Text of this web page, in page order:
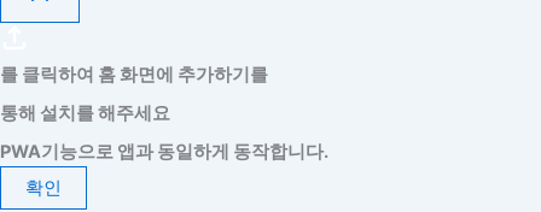
를 클릭하여 홈 화면에 추가하기를
통해 설치를 해주세요
PWA기능으로 앱과 동일하게 동작합니다.
확인